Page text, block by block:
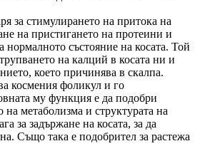
за стимулирането на притока на
на пристигането на протеини и
нормалното състояние на косата. Той
на калций в косата ни и
което причинява в скалпа.
космения фоликул и го
му функция е да подобри
метаболизма и структурата на
за задържане на косата, за да
Също така е подобрител за растежа